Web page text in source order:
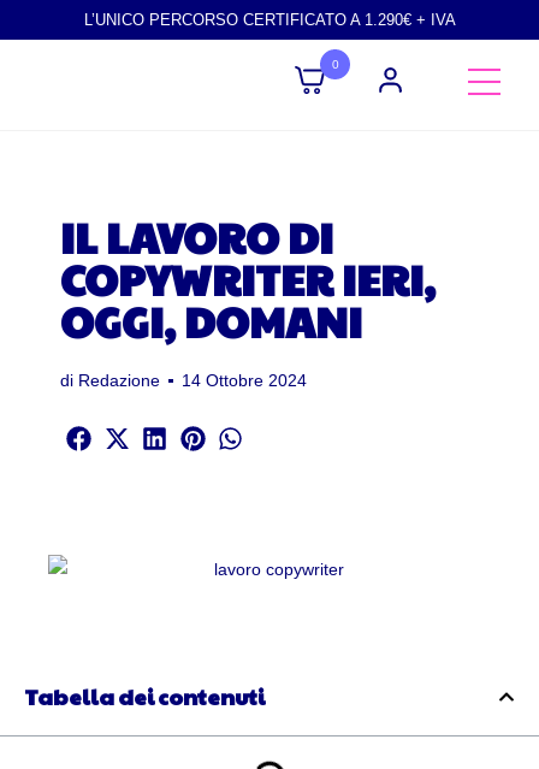
L’UNICO PERCORSO CERTIFICATO A 1.290€ + IVA
0
IL LAVORO DI
COPYWRITER IERI,
OGGI, DOMANI
di Redazione 14 Ottobre 2024
Tabella dei contenuti